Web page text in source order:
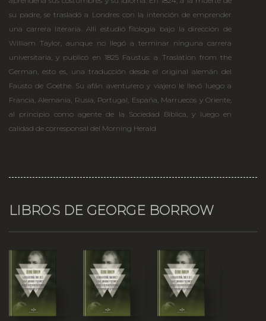
su padre, se trasladó a Londres con la intención de emprender
una carrera literaria. Allí estudió filología bajo la dirección de
William Taylor, aunque no llegó a terminar ninguna carrera
universitaria, y publicó en 1825 Faustus: a Traslation from the
German, esto es, una traducción desde el original alemán del
Fausto de Goethe. Su afán aventurero y viajero le llevó luego a
Francia, Alemania, Rusia, Portugal, España, Marruecos y Oriente,
al principio como agente de la Sociedad Bíblica, y luego en
calidad de corresponsal del Morning Herald
LIBROS DE GEORGE BORROW